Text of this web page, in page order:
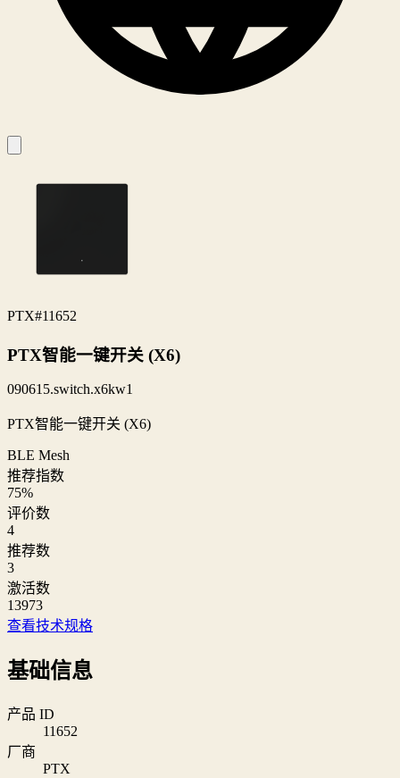
PTX#11652
PTX智能一键开关 (X6)
090615.switch.x6kw1
PTX智能一键开关 (X6)
BLE Mesh
推荐指数
75%
评价数
4
推荐数
3
激活数
13973
查看技术规格
基础信息
产品 ID
11652
厂商
PTX